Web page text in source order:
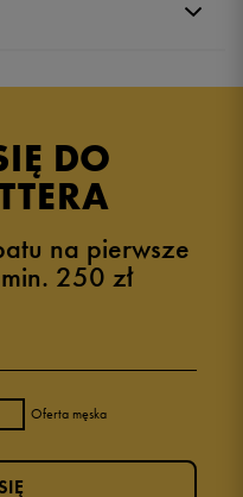
przez
5%
DO
na pierwsze
250 zł
Oferta męska